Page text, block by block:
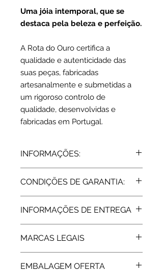
Uma jóia intemporal, que se
destaca pela beleza e perfeição.
A Rota do Ouro certifica a
qualidade e autenticidade das
suas peças, fabricadas
artesanalmente e submetidas a
um rigoroso controlo de
qualidade, desenvolvidas e
fabricadas em Portugal.
INFORMAÇÕES:
Zircónias
Colar: 45 mm
Pendente: 2.5 cm
Peso médio: 4.2 grs.
CONDIÇÕES DE GARANTIA:
do Ouro estão abrangidos pela
Garantia de Fabricante, de 2 Anos,
assegurada pelas respetivas
a Rota do Ouro presta igualmente
assistência técnica.
INFORMAÇÕES DE ENTREGA
MARCAS LEGAIS
pela Rota do Ouro são devidamente
EMBALAGEM OFERTA